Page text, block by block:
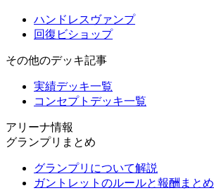
ハンドレスヴァンプ
回復ビショップ
その他のデッキ記事
実績デッキ一覧
コンセプトデッキ一覧
アリーナ情報
グランプリまとめ
グランプリについて解説
ガントレットのルールと報酬まとめ